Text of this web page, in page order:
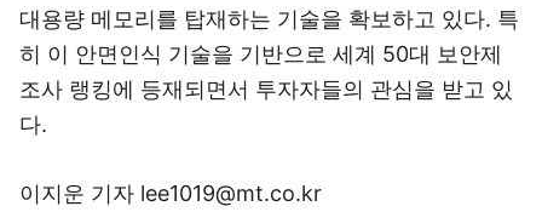
대용량 메모리를 탑재하는 기술을 확보하고 있다. 특
히 이 안면인식 기술을 기반으로 세계 50대 보안제
조사 랭킹에 등재되면서 투자자들의 관심을 받고 있
다.
이지운 기자 lee1019@mt.co.kr